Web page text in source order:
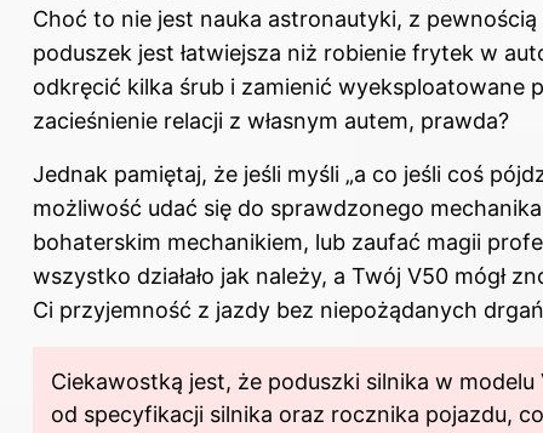
Choć to nie jest nauka astronautyki, z
poduszek jest łatwiejsza niż robienie frytek w
odkręcić kilka śrub i zamienić wyeksploatowane
zacieśnienie relacji z własnym autem, prawda?
Jednak pamiętaj, że jeśli myśli „a co jeśli coś
możliwość udać się do sprawdzonego
bohaterskim mechanikiem, lub zaufać magii
wszystko działało jak należy, a Twój V50 mógł
Ci przyjemność z jazdy bez niepożądanych
Ciekawostką jest, że poduszki silnika w modelu
od specyfikacji silnika oraz rocznika pojazdu,